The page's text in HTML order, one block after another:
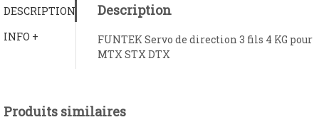
DESCRIPTION
INFO +
Description
FUNTEK Servo de direction 3 fils 4 KG pour
MTX STX DTX
Produits similaires